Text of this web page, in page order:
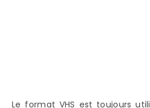
Le format VHS est toujours